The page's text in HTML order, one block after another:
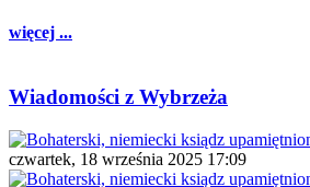
więcej ...
Wiadomości z Wybrzeża
czwartek, 18 września 2025 17:09